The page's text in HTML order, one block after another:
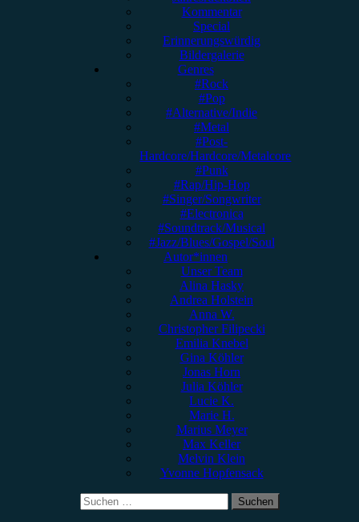
Kommentar
Special
Erinnerungswürdig
Bildergalerie
Genres
#Rock
#Pop
#Alternative/Indie
#Metal
#Post-
Hardcore/Hardcore/Metalcore
#Punk
#Rap/Hip-Hop
#Singer/Songwriter
#Electronica
#Soundtrack/Musical
#Jazz/Blues/Gospel/Soul
Autor*innen
Unser Team
Alina Hasky
Andrea Holstein
Anna W.
Christopher Filipecki
Emilia Knebel
Gina Köhler
Jonas Horn
Julia Köhler
Lucie K.
Marie H.
Marius Meyer
Max Keller
Melvin Klein
Yvonne Hopfensack
Suchen
nach: